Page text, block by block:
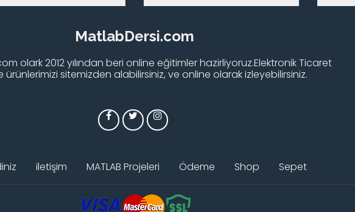
MatlabDersi.com
olark 2012 yılından beri online eğitimler hazirliyoruz.Elektronik Ticaret
ürünlerimizi sitemizden alabilirsiniz, ve online olarak izleyebilirsiniz.
iletişim MATLAB Projeleri Ödeme Shop Sepet